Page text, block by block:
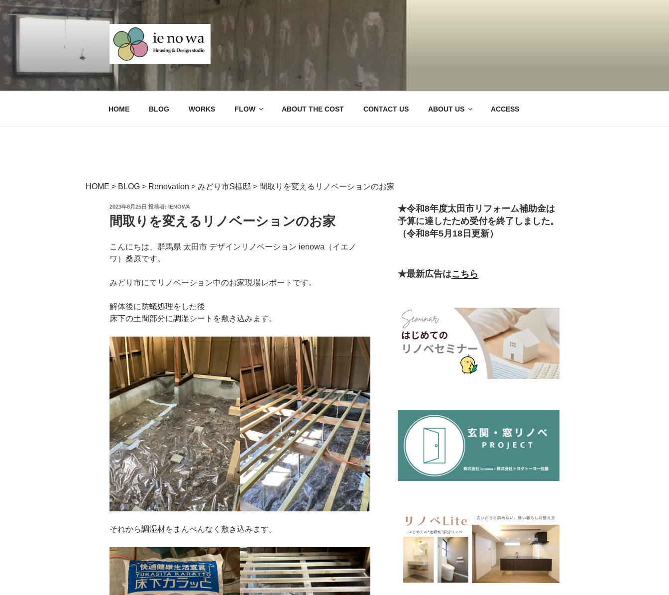
コ
ン
ス
キ
デザインリノベ IENOWA（イエノワ）群馬県太田市・桐
Design Renovation and Reform Company, ienowa
HOME BLOG WORKS FLOW ABOUT THE COST CONTACT US ABOUT US ACCESS
HOME > BLOG > Renovation > みどり市S様邸 > 間取りを変えるリノベーションのお家
投
稿
日:
2023年8月25日 投稿者: IENOWA
間取りを変えるリノベーションのお家
こんにちは、群馬県 太田市 デザインリノベーション ienowa（イエノ
ワ）桑原です。
みどり市にてリノベーション中のお家現場レポートです。
解体後に防蟻処理をした後
床下の土間部分に調湿シートを敷き込みます。
それから調湿材をまんべんなく敷き込みます。
★令和8年度太田市リフォーム補助金は
予算に達したため受付を終了しました。
（令和8年5月18日更新）
★最新広告はこちら